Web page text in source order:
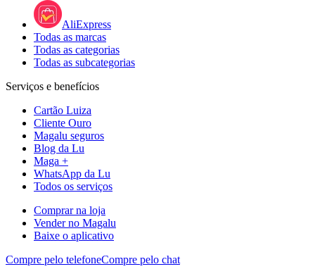
AliExpress
Todas as marcas
Todas as categorias
Todas as subcategorias
Serviços e benefícios
Cartão Luiza
Cliente Ouro
Magalu seguros
Blog da Lu
Maga +
WhatsApp da Lu
Todos os serviços
Comprar na loja
Vender no Magalu
Baixe o aplicativo
Compre pelo telefoneCompre pelo chat